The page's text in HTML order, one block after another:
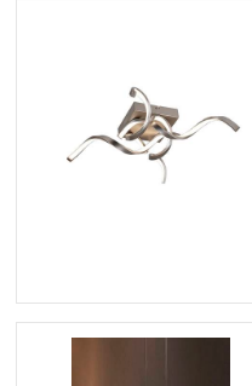
Pagamento in 3 rate senza
REINDIRIZZAMENTI BANCARI